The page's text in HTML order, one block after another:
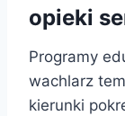
opieki
Programy
wachlarz
kierunki